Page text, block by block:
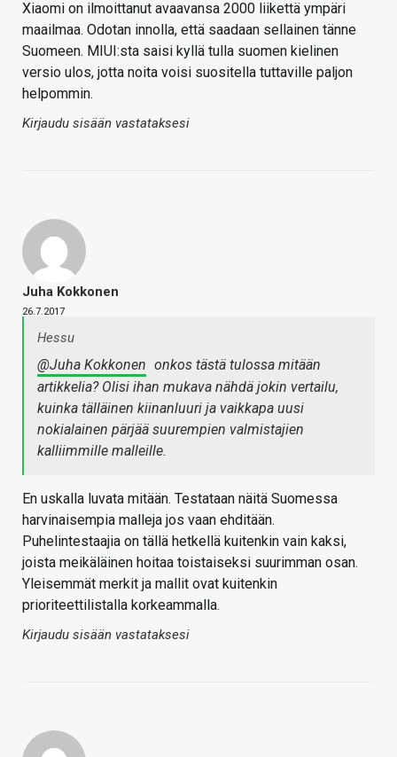
Xiaomi on ilmoittanut avaavansa 2000 liikettä ympäri
maailmaa. Odotan innolla, että saadaan sellainen tänne
Suomeen. MIUI:sta saisi kyllä tulla suomen kielinen
versio ulos, jotta noita voisi suositella tuttaville paljon
helpommin.
Kirjaudu sisään vastataksesi
Juha Kokkonen
26.7.2017
Hessu
@Juha Kokkonen onkos tästä tulossa mitään
artikkelia? Olisi ihan mukava nähdä jokin vertailu,
kuinka tälläinen kiinanluuri ja vaikkapa uusi
nokialainen pärjää suurempien valmistajien
kalliimmille malleille.
En uskalla luvata mitään. Testataan näitä Suomessa
harvinaisempia malleja jos vaan ehditään.
Puhelintestaajia on tällä hetkellä kuitenkin vain kaksi,
joista meikäläinen hoitaa toistaiseksi suurimman osan.
Yleisemmät merkit ja mallit ovat kuitenkin
prioriteettilistalla korkeammalla.
Kirjaudu sisään vastataksesi